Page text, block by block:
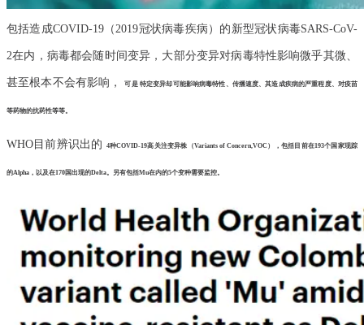
包括造成COVID-19（2019冠状病毒疾病）的新型冠状病毒SARS-CoV-
2在内，病毒都会随时间变异，大部分变异对病毒特性影响微乎其微、
甚至根本不会有影响，可是 特定变异却可能影响病毒特性、传播速度、其造成疾病的严重程度、对疫苗
等药物的抗药性等等。
WHO目前辨识出的 4种COVID-19高关注变异株（Variants of Concern,VOC）， 包括目前在193个国家现踪
的Alpha，以及在170国出现的Delta。另有包括Mu在内的5个变种需要监控。